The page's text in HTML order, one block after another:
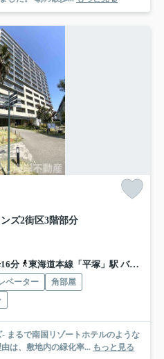
ズ2街区3階部分
分
東海道本線「平塚」駅 バス15分 神奈川中央交通「茅ヶ崎四ツ角」 停歩13分
ベーター
角部屋
まるで南国リゾートホテルのような
は、敷地内の緑化率... もっと見る